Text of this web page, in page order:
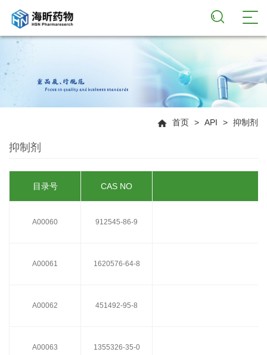
首页 > API > 抑制剂
抑制剂
目录号 CAS NO
A00060 912545-86-9
A00061 1620576-64-8
A00062 451492-95-8
A00063 1355326-35-0